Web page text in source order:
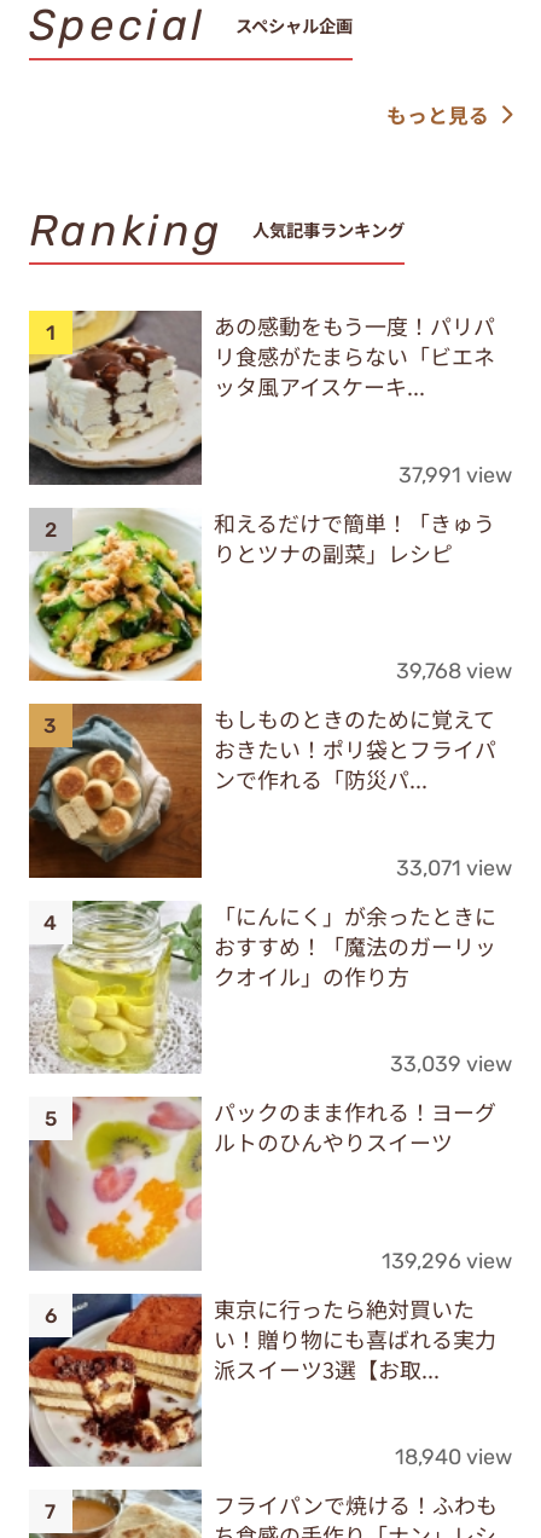
Special スペシャル企画
もっと見る
Ranking 人気記事ランキング
あの感動をもう一度！パリパ
リ食感がたまらない「ビエネ
ッタ風アイスケーキ...
37,991 view
和えるだけで簡単！「きゅう
りとツナの副菜」レシピ
39,768 view
もしものときのために覚えて
おきたい！ポリ袋とフライパ
ンで作れる「防災パ...
33,071 view
「にんにく」が余ったときに
おすすめ！「魔法のガーリッ
クオイル」の作り方
33,039 view
パックのまま作れる！ヨーグ
ルトのひんやりスイーツ
139,296 view
東京に行ったら絶対買いた
い！贈り物にも喜ばれる実力
派スイーツ3選【お取...
18,940 view
フライパンで焼ける！ふわも